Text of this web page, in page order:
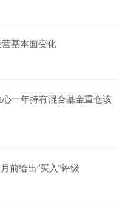
基本面变化
一年持有混合基金重仓该
前给出“买入”评级